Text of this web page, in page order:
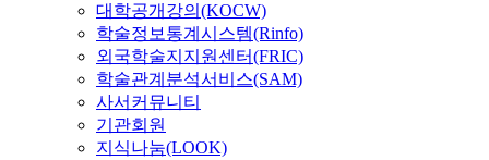
대학공개강의(KOCW)
학술정보통계시스템(Rinfo)
외국학술지지원센터(FRIC)
학술관계분석서비스(SAM)
사서커뮤니티
기관회원
지식나눔(LOOK)